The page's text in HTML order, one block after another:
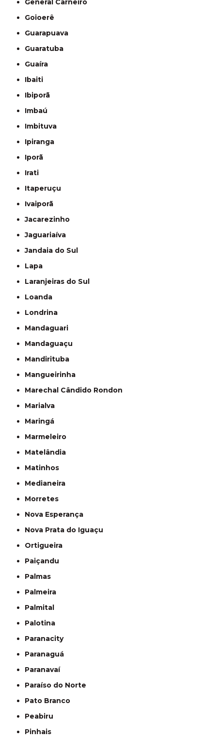
General Carneiro
Goioerê
Guarapuava
Guaratuba
Guaíra
Ibaiti
Ibiporã
Imbaú
Imbituva
Ipiranga
Iporã
Irati
Itaperuçu
Ivaiporã
Jacarezinho
Jaguariaíva
Jandaia do Sul
Lapa
Laranjeiras do Sul
Loanda
Londrina
Mandaguari
Mandaguaçu
Mandirituba
Mangueirinha
Marechal Cândido Rondon
Marialva
Maringá
Marmeleiro
Matelândia
Matinhos
Medianeira
Morretes
Nova Esperança
Nova Prata do Iguaçu
Ortigueira
Paiçandu
Palmas
Palmeira
Palmital
Palotina
Paranacity
Paranaguá
Paranavaí
Paraíso do Norte
Pato Branco
Peabiru
Pinhais